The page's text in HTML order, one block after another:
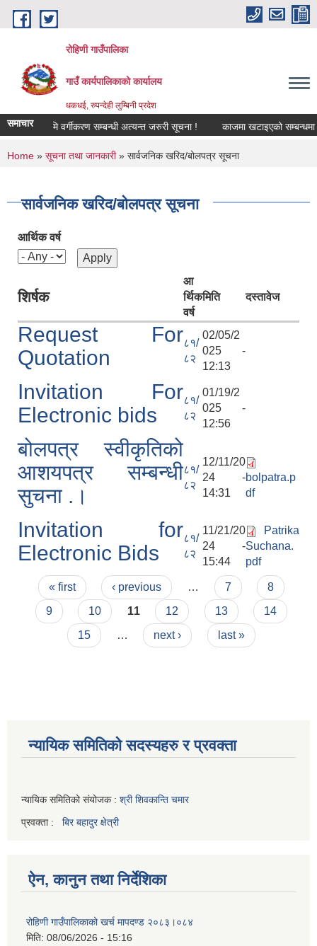
Skip to main content
रोहिणी गाउँपालिका
गाउँ कार्यपालिकाको कार्यालय
धकधई, रुपन्देही लुम्बिनी प्रदेश
समाचारभूमि वर्गीकरण सम्बन्धी अत्यन्त जरुरी सूचना ! काजमा खटाइएको सम्बन्धमा
You are here
Home » सूचना तथा जानकारी» सार्वजनिक खरिद/बोलपत्र सूचना
सार्वजनिक खरिद/बोलपत्र सूचना
आर्थिक वर्ष
शिर्षक
आ
र्थिक
वर्ष
मिति दस्तावेज
Request For
Quotation
८१/
८२
02/05/2
025 -
12:13
Invitation For
Electronic bids
८१/
८२
01/19/2
025 -
12:56
बोलपत्र स्वीकृतिको
आशयपत्र सम्बन्धी
सुचना .।
८१/
८२
12/11/20
24 -
14:31
bolpatra.p
df
Invitation for
Electronic Bids
८१/
८२
11/21/20
24 -
15:44
Patrika
Suchana.
pdf
Pages
« first ‹ previous … 7
8
9
10 11 12 13
14
15
… next › last »
न्यायिक समितिको सदस्यहरु र प्रवक्ता
न्यायिक समितिको संयोजक : श्री शिवकान्ति चमार
प्रवक्ता : बिर बहादुर क्षेत्री
ऐन, कानुन तथा निर्देशिका
रोहिणी गाउँपालिकाको खर्च मापदण्ड २०८३।०८४
मिति: 08/06/2026 - 15:16